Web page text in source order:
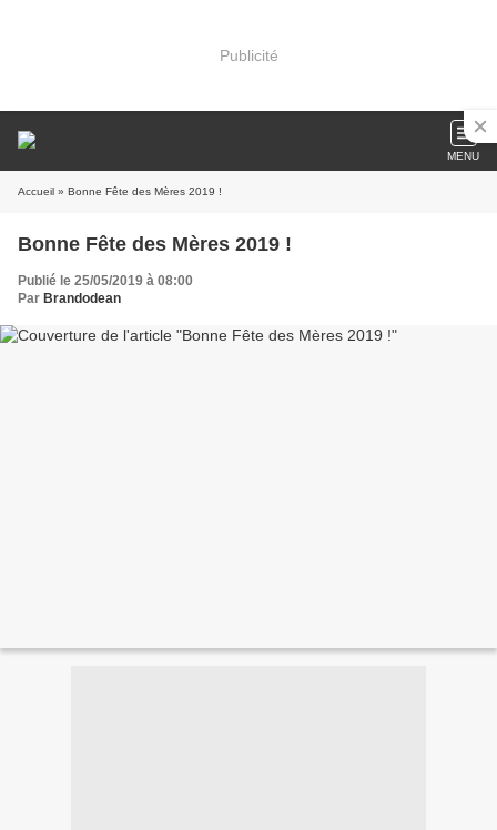
Publicité
MENU
Accueil » Bonne Fête des Mères 2019 !
Bonne Fête des Mères 2019 !
Publié le 25/05/2019 à 08:00
Par Brandodean